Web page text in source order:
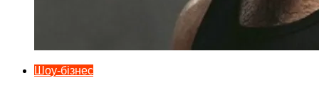
Шоу-бізнес